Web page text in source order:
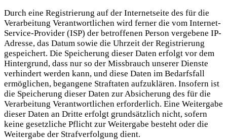
Durch eine Registrierung auf der Internetseite des für die
Verarbeitung Verantwortlichen wird ferner die vom Internet-
Service-Provider (ISP) der betroffenen Person vergebene IP-
Adresse, das Datum sowie die Uhrzeit der Registrierung
gespeichert. Die Speicherung dieser Daten erfolgt vor dem
Hintergrund, dass nur so der Missbrauch unserer Dienste
verhindert werden kann, und diese Daten im Bedarfsfall
ermöglichen, begangene Straftaten aufzuklären. Insofern ist
die Speicherung dieser Daten zur Absicherung des für die
Verarbeitung Verantwortlichen erforderlich. Eine Weitergabe
dieser Daten an Dritte erfolgt grundsätzlich nicht, sofern
keine gesetzliche Pflicht zur Weitergabe besteht oder die
Weitergabe der Strafverfolgung dient.